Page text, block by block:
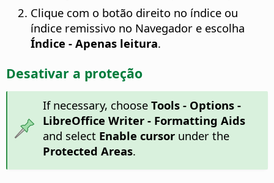
Clique com o botão direito no índice ou
índice remissivo no Navegador e escolha
Índice - Apenas leitura.
Desativar a proteção
If necessary, choose Tools - Options-
LibreOffice Writer - Formatting Aids
and select Enable cursorunder the
Protected Areas.